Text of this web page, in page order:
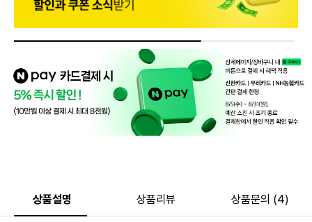
상품설명 상품리뷰 상품문의 (4)